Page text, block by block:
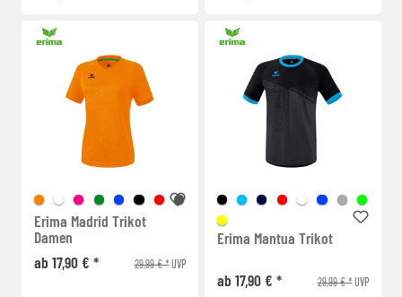
Erima Madrid Trikot
Damen
ab 17,90 € *
29,99 € *UVP
Erima Mantua Trikot
ab 17,90 € * 29,99 € *UVP